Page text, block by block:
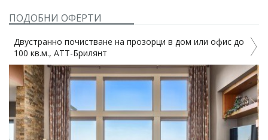
ПОДОБНИ ОФЕРТИ
Двустранно почистване на прозорци в дом или офис до
100 кв.м., АТТ-Брилянт